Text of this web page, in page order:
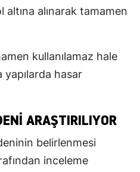
altına alınarak tamamen
kullanılamaz hale
hasar
ARAŞTIRILIYOR
belirlenmesi
inceleme